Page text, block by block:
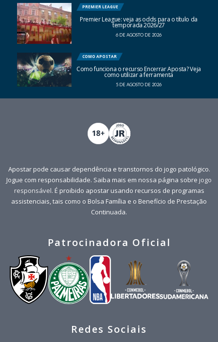
PREMIER LEAGUE
Premier League: veja as odds para o título da
temporada 2026/27
6 DE AGOSTO DE 2026
COMO APOSTAR
Como funciona o recurso Encerrar Aposta? Veja
como utilizar a ferramenta
5 DE AGOSTO DE 2026
Apostar pode causar dependência e transtornos do jogo patológico.
Jogue com responsabilidade. Saiba mais em nossa página sobre jogo
responsável. É proibido apostar usando recursos de programas
assistenciais, tais como o Bolsa Família e o Benefício de Prestação
Continuada.
Patrocinadora Oficial
Redes Sociais